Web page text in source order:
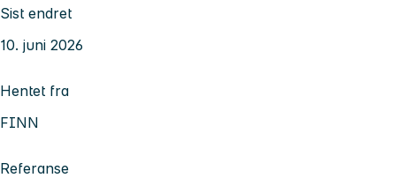
Sist endret
10. juni 2026
Hentet fra
FINN
Referanse